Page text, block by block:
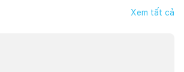
Xem tất cả